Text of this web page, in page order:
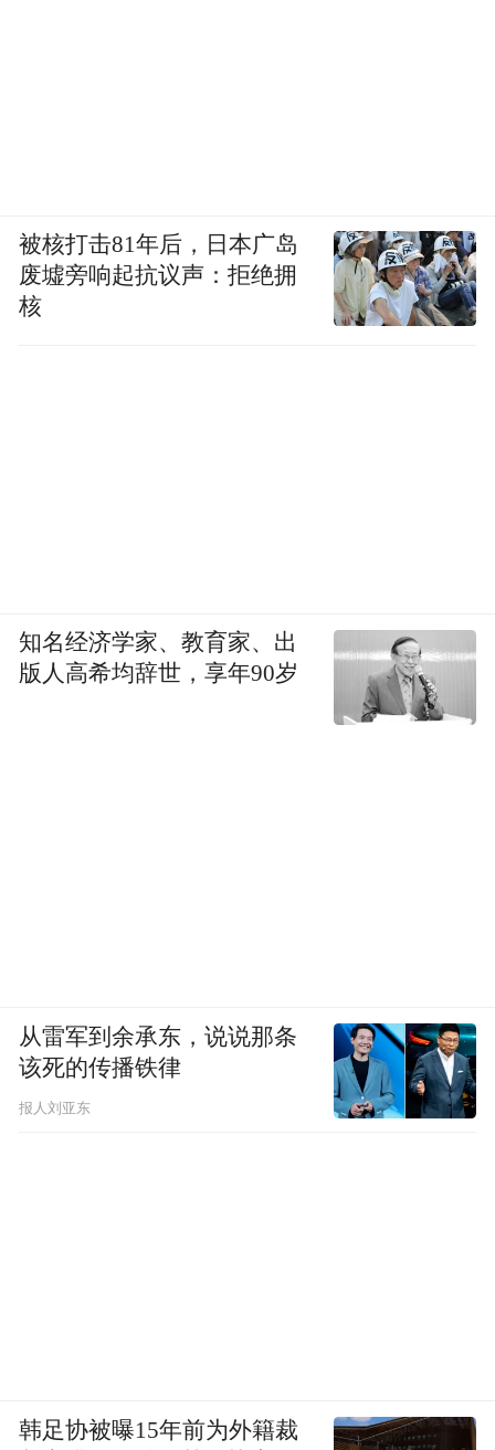
被核打击81年后，日本广岛
废墟旁响起抗议声：拒绝拥
核
知名经济学家、教育家、出
版人高希均辞世，享年90岁
从雷军到余承东，说说那条
该死的传播铁律
报人刘亚东
韩足协被曝15年前为外籍裁